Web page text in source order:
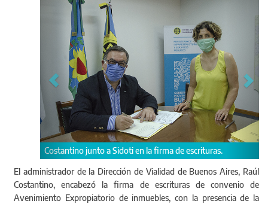
a Sidoti en la firma de escrituras.
Se trata de la firma de
El administrador de la Dirección de Vialidad de Buenos Aires, Raúl
Costantino, encabezó la firma de escrituras de convenio de
Avenimiento Expropiatorio de inmuebles, con la presencia de la